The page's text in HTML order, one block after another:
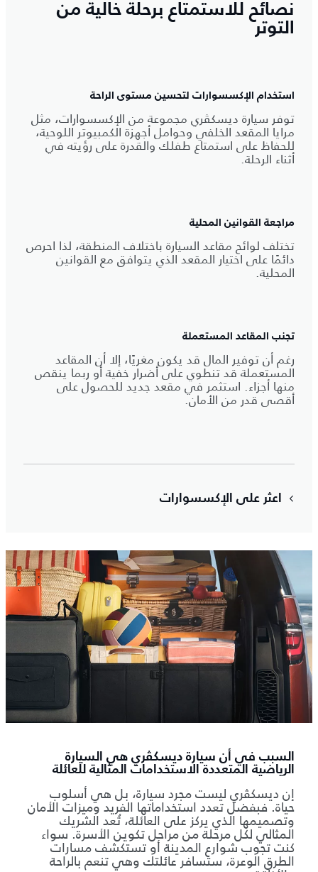
نصائح للاستمتاع برحلة خالية من
التوتر
استخدام الإكسسوارات لتحسين مستوى الراحة
توفر سيارة ديسكڤري مجموعة من الإكسسوارات، مثل
مرايا المقعد الخلفي وحوامل أجهزة الكمبيوتر اللوحية،
للحفاظ على استمتاع طفلك والقدرة على رؤيته في
أثناء الرحلة.
مراجعة القوانين المحلية
تختلف لوائح مقاعد السيارة باختلاف المنطقة، لذا احرص
دائمًا على اختيار المقعد الذي يتوافق مع القوانين
المحلية.
تجنب المقاعد المستعملة
رغم أن توفير المال قد يكون مغريًا، إلا أن المقاعد
المستعملة قد تنطوي على أضرار خفية أو ربما ينقص
منها أجزاء. استثمر في مقعد جديد للحصول على
أقصى قدر من الأمان.
اعثر على الإكسسوارات
السبب في أن سيارة ديسكڤري هي السيارة
الرياضية المتعددة الاستخدامات المثالية للعائلة
إن ديسكڤري ليست مجرد سيارة، بل هي أسلوب
حياة. فبفضل تعدد استخداماتها الفريد وميزات الأمان
وتصميمها الذي يركز على العائلة، تُعد الشريك
المثالي لكل مرحلة من مراحل تكوين الأسرة. سواء
كنت تجوب شوارع المدينة أو تستكشف مسارات
الطرق الوعرة، ستسافر عائلتك وهي تنعم بالراحة